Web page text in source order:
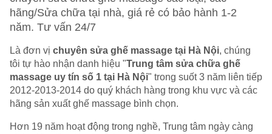
hãng/Sửa chữa tại nhà, giá rẻ có bảo hành 1-2
năm. Tư vấn 24/7
Là đơn vị chuyên sửa ghế massage tại Hà Nội, chúng
tôi tự hào nhận danh hiệu "Trung tâm sửa chữa ghế
massage uy tín số 1 tại Hà Nội" trong suốt 3 năm liên tiếp
2012-2013-2014 do quý khách hàng trong khu vực và các
hãng sản xuất ghế massage bình chọn.
Hơn 19 năm hoạt động trong nghề, Trung tâm ngày càng